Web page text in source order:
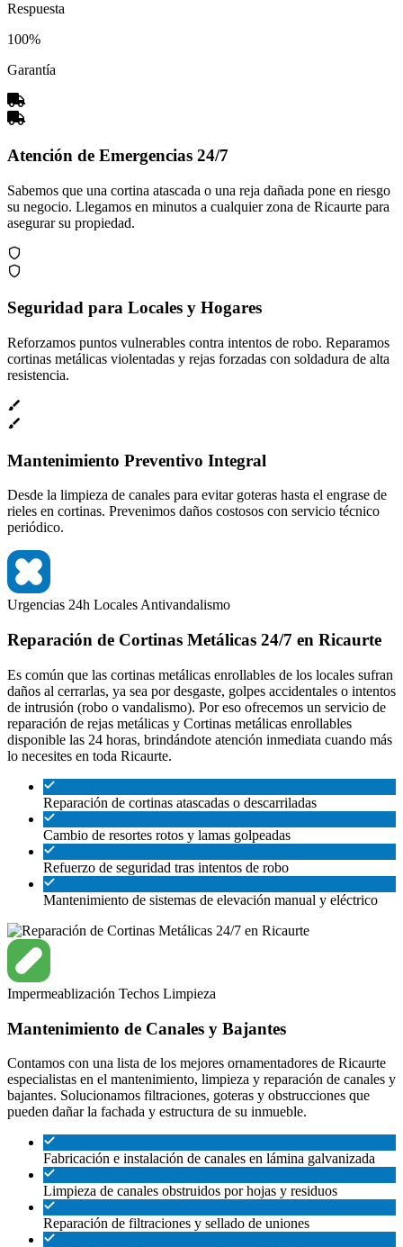
Respuesta
100%
Garantía
Atención de Emergencias 24/7
Sabemos que una cortina atascada o una reja dañada pone en riesgo
su negocio. Llegamos en minutos a cualquier zona de Ricaurte para
asegurar su propiedad.
Seguridad para Locales y Hogares
Reforzamos puntos vulnerables contra intentos de robo. Reparamos
cortinas metálicas violentadas y rejas forzadas con soldadura de alta
resistencia.
Mantenimiento Preventivo Integral
Desde la limpieza de canales para evitar goteras hasta el engrase de
rieles en cortinas. Prevenimos daños costosos con servicio técnico
periódico.
Urgencias 24h LocalesAntivandalismo
Reparación de Cortinas Metálicas 24/7 en Ricaurte
Es común que las cortinas metálicas enrollables de los locales sufran
daños al cerrarlas, ya sea por desgaste, golpes accidentales o intentos
de intrusión (robo o vandalismo). Por eso ofrecemos un servicio de
reparación de rejas metálicas y Cortinas metálicas enrollables
disponible las 24 horas, brindándote atención inmediata cuando más
lo necesites en toda Ricaurte.
Reparación de cortinas atascadas o descarriladas
Cambio de resortes rotos y lamas golpeadas
Refuerzo de seguridad tras intentos de robo
Mantenimiento de sistemas de elevación manual y eléctrico
Impermeablización Techos Limpieza
Mantenimiento de Canales y Bajantes
Contamos con una lista de los mejores ornamentadores de Ricaurte
especialistas en el mantenimiento, limpieza y reparación de canales y
bajantes. Solucionamos filtraciones, goteras y obstrucciones que
pueden dañar la fachada y estructura de su inmueble.
Fabricación e instalación de canales en lámina galvanizada
Limpieza de canales obstruidos por hojas y residuos
Reparación de filtraciones y sellado de uniones